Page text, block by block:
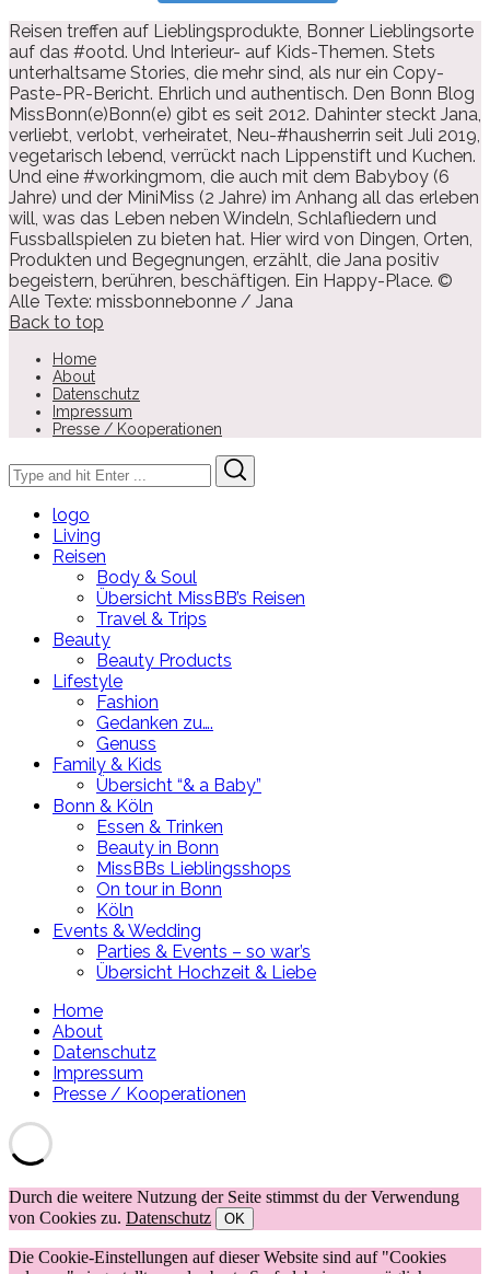
Reisen treffen auf Lieblingsprodukte, Bonner Lieblingsorte
auf das #ootd. Und Interieur- auf Kids-Themen. Stets
unterhaltsame Stories, die mehr sind, als nur ein Copy-
Paste-PR-Bericht. Ehrlich und authentisch. Den Bonn Blog
MissBonn(e)Bonn(e) gibt es seit 2012. Dahinter steckt Jana,
verliebt, verlobt, verheiratet, Neu-#hausherrin seit Juli 2019,
vegetarisch lebend, verrückt nach Lippenstift und Kuchen.
Und eine #workingmom, die auch mit dem Babyboy (6
Jahre) und der MiniMiss (2 Jahre) im Anhang all das erleben
will, was das Leben neben Windeln, Schlafliedern und
Fussballspielen zu bieten hat. Hier wird von Dingen, Orten,
Produkten und Begegnungen, erzählt, die Jana positiv
begeistern, berühren, beschäftigen. Ein Happy-Place. ©
Alle Texte: missbonnebonne / Jana
Back to top
Home
About
Datenschutz
Impressum
Presse / Kooperationen
Search
for:
logo
Living
Reisen
Body & Soul
Übersicht MissBB’s Reisen
Travel & Trips
Beauty
Beauty Products
Lifestyle
Fashion
Gedanken zu….
Genuss
Family & Kids
Übersicht “& a Baby”
Bonn & Köln
Essen & Trinken
Beauty in Bonn
MissBBs Lieblingsshops
On tour in Bonn
Köln
Events & Wedding
Parties & Events – so war’s
Übersicht Hochzeit & Liebe
Home
About
Datenschutz
Impressum
Presse / Kooperationen
Durch die weitere Nutzung der Seite stimmst du der Verwendung
von Cookies zu. Datenschutz OK
Die Cookie-Einstellungen auf dieser Website sind auf "Cookies